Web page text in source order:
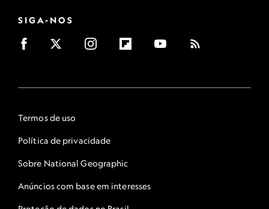
SIGA-NOS
Termos de uso
Política de privacidade
Sobre National Geographic
Anúncios com base em interesses